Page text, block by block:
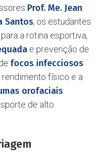
Prof. Me. Jean
Santos, os estudantes
a rotina esportiva,
e prevenção de
focos infecciosos
físico e a
orofaciais
de alto